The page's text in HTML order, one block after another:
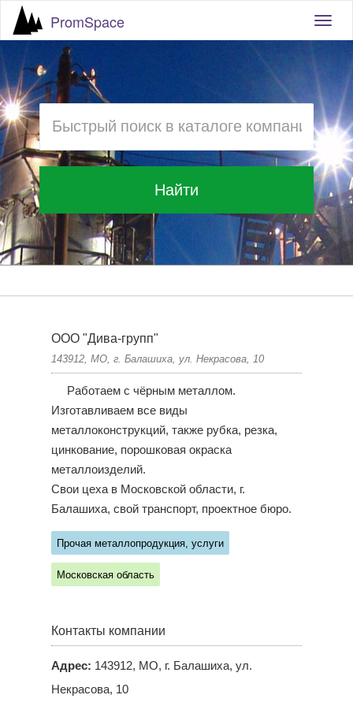
PromSpace
Найти
ООО "Дива-групп"
143912, МО, г. Балашиха, ул. Некрасова, 10
Работаем с чёрным металлом.
Изготавливаем все виды
металлоконструкций, также рубка, резка,
цинкование, порошковая окраска
металлоизделий.
Свои цеха в Московской области, г.
Балашиха, свой транспорт, проектное бюро.
Прочая металлопродукция, услуги
Московская область
Контакты компании
Адрес: 143912, МО, г. Балашиха, ул.
Некрасова, 10